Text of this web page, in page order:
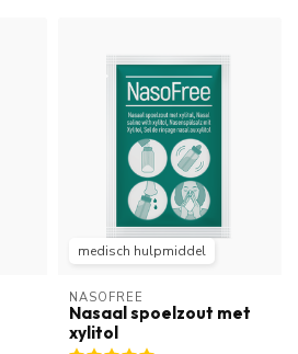
medisch hulpmiddel
NASOFREE
Nasaal spoelzout met
xylitol